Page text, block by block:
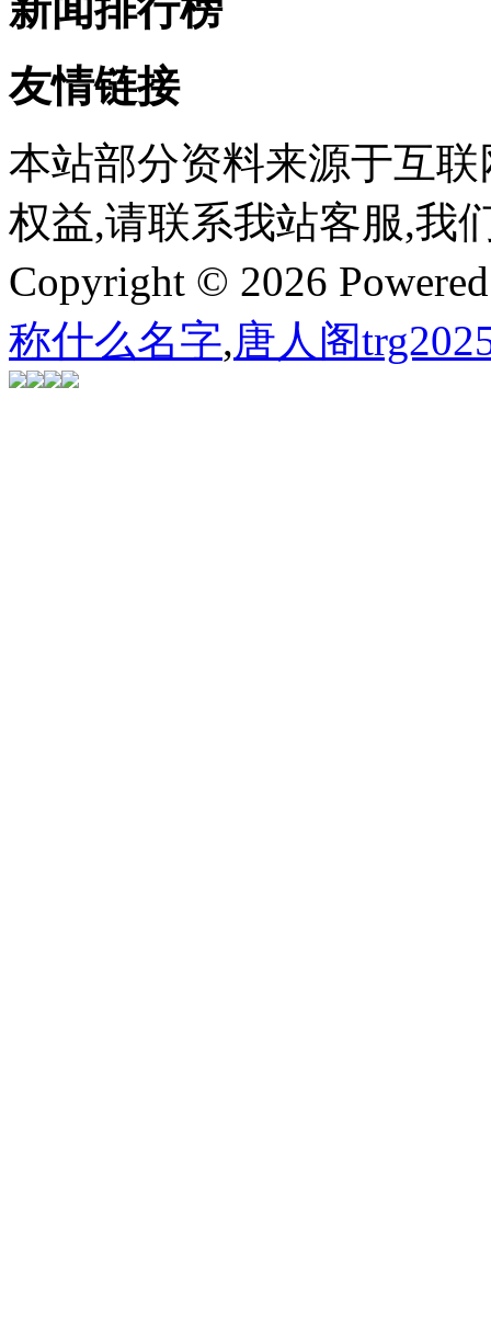
新闻排行榜
友情链接
本站部分资料来源于互
权益,请联系我站客服,我
Copyright © 2026
称什么名字,唐人阁